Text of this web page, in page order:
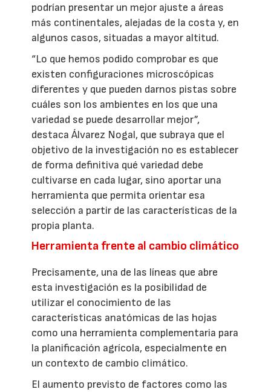
podrían presentar un mejor ajuste a áreas
más continentales, alejadas de la costa y, en
algunos casos, situadas a mayor altitud.
“Lo que hemos podido comprobar es que
existen configuraciones microscópicas
diferentes y que pueden darnos pistas sobre
cuáles son los ambientes en los que una
variedad se puede desarrollar mejor”,
destaca Álvarez Nogal, que subraya que el
objetivo de la investigación no es establecer
de forma definitiva qué variedad debe
cultivarse en cada lugar, sino aportar una
herramienta que permita orientar esa
selección a partir de las características de la
propia planta.
Herramienta frente al cambio climático
Precisamente, una de las líneas que abre
esta investigación es la posibilidad de
utilizar el conocimiento de las
características anatómicas de las hojas
como una herramienta complementaria para
la planificación agrícola, especialmente en
un contexto de cambio climático.
El aumento previsto de factores como las